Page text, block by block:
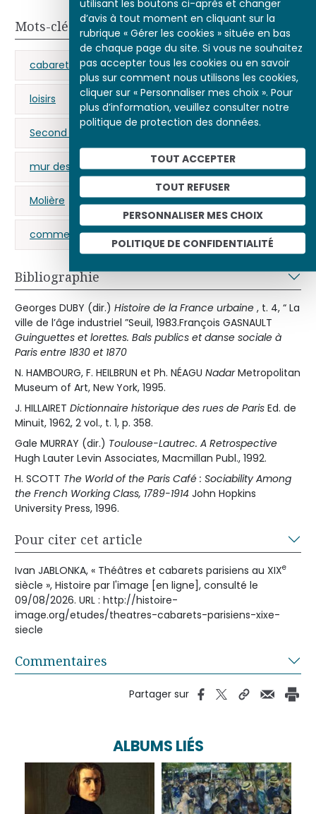
utilisant les boutons ci-après et changer
d’avis à tout moment en cliquant sur la
rubrique « Gérer les cookies » située en bas
de chaque page du site. Si vous ne souhaitez
pas accepter tous les cookies ou en savoir
plus sur comment nous utilisons les cookies,
cliquer sur « Personnaliser mes choix ». Pour
plus d’information, veuillez consulter notre
politique de protection des données.
TOUT ACCEPTER
TOUT REFUSER
PERSONNALISER MES CHOIX
POLITIQUE DE CONFIDENTIALITÉ
Mots-clés
cabaret café-concert costumes
loisirs Monarchie de Juillet Paris
Second Empire théâtre
mur des fermiers généraux censure
Molière acteur Offenbach (Jacques)
commedia dell'arte
Bibliographie
Georges DUBY (dir.) Histoire de la France urbaine , t. 4, “ La
ville de l’âge industriel ”Seuil, 1983.François GASNAULT
Guinguettes et lorettes. Bals publics et danse sociale à
Paris entre 1830 et 1870
N. HAMBOURG, F. HEILBRUN et Ph. NÉAGU NadarMetropolitan
Museum of Art, New York, 1995.
J. HILLAIRET Dictionnaire historique des rues de Paris Ed. de
Minuit, 1962, 2 vol., t. 1, p. 358.
Gale MURRAY (dir.) Toulouse-Lautrec. A Retrospective
Hugh Lauter Levin Associates, Macmillan Publ., 1992.
H. SCOTT The World of the Paris Café : Sociability Among
the French Working Class, 1789-1914 John Hopkins
University Press, 1996.
Pour citer cet article
Ivan JABLONKA, « Théâtres et cabarets parisiens au XIXe
siècle », Histoire par l'image [en ligne], consulté le
09/08/2026. URL : http://histoire-
image.org/etudes/theatres-cabarets-parisiens-xixe-
siecle
Commentaires
Partager sur
ALBUMS LIÉS